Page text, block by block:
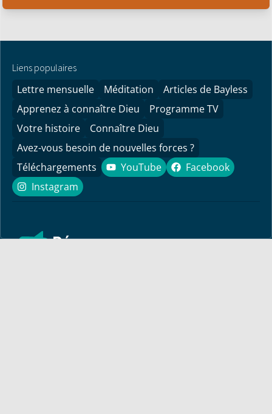
Liens populaires
Lettre mensuelle Méditation
Articles de Bayless
Apprenez à connaître Dieu
Programme TV
Votre histoire
Connaître Dieu
Avez-vous besoin de nouvelles forces ?
Téléchargements
YouTube
YouTube Facebook
Facebook
Instagram
Instagram